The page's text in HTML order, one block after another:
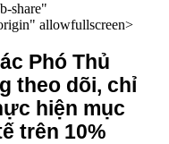
share"
allowfullscreen>
Phó Thủ
theo dõi, chỉ
hiện mục
trên 10%